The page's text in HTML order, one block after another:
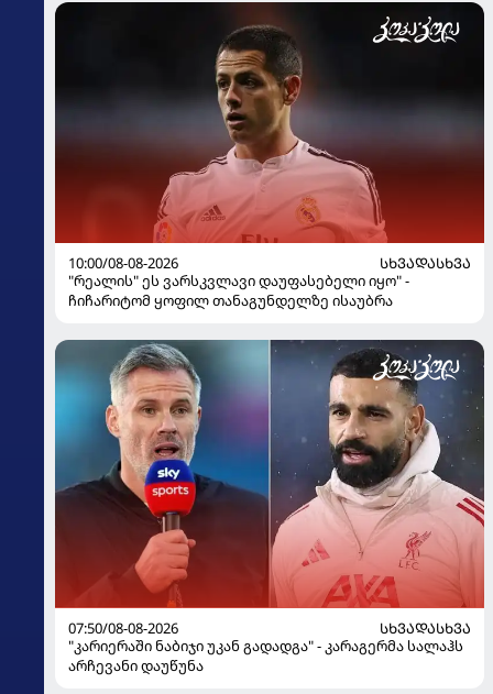
10:00/08-08-2026
ᲡᲮᲕᲐᲓᲐᲡᲮᲕᲐ
"რეალის" ეს ვარსკვლავი დაუფასებელი იყო" -
ჩიჩარიტომ ყოფილ თანაგუნდელზე ისაუბრა
07:50/08-08-2026
ᲡᲮᲕᲐᲓᲐᲡᲮᲕᲐ
"კარიერაში ნაბიჯი უკან გადადგა" - კარაგერმა სალაჰს
არჩევანი დაუწუნა